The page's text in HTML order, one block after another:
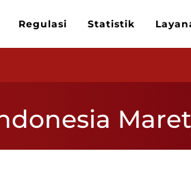
Regulasi Statistik